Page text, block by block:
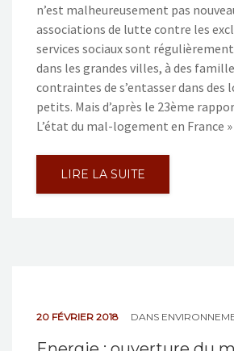
n’est malheureusement pas
associations de lutte contre les
services sociaux sont
dans les grandes villes, à des
contraintes de s’entasser dans
petits. Mais d’après le 23ème
L’état du mal-logement en France »
LIRE LA SUITE
20 FÉVRIER 2018 DANS